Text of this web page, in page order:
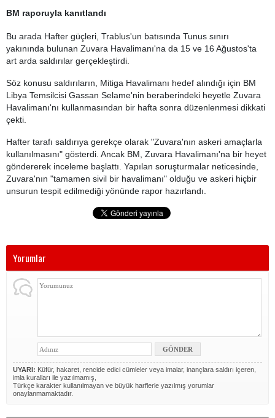
BM raporuyla kanıtlandı
Bu arada Hafter güçleri, Trablus'un batısında Tunus sınırı
yakınında bulunan Zuvara Havalimanı'na da 15 ve 16 Ağustos'ta
art arda saldırılar gerçekleştirdi.
Söz konusu saldırıların, Mitiga Havalimanı hedef alındığı için BM
Libya Temsilcisi Gassan Selame'nin beraberindeki heyetle Zuvara
Havalimanı'nı kullanmasından bir hafta sonra düzenlenmesi dikkati
çekti.
Hafter tarafı saldırıya gerekçe olarak "Zuvara'nın askeri amaçlarla
kullanılmasını" gösterdi. Ancak BM, Zuvara Havalimanı'na bir heyet
göndererek inceleme başlattı. Yapılan soruşturmalar neticesinde,
Zuvara'nın "tamamen sivil bir havalimanı" olduğu ve askeri hiçbir
unsurun tespit edilmediği yönünde rapor hazırlandı.
Yorumlar
UYARI: Küfür, hakaret, rencide edici cümleler veya imalar, inançlara saldırı içeren,
imla kuralları ile yazılmamış,
Türkçe karakter kullanılmayan ve büyük harflerle yazılmış yorumlar
onaylanmamaktadır.